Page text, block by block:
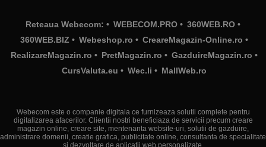
Reteaua Webecom: • WEBECOM.PRO • 360WEB.RO •
360WEB.BIZ • Webeshop.ro • CreareMagazin-Online.ro •
RealizareMagazin.ro • PretMagazin.ro • GazduireMagazin.ro •
CursValuta.eu • Wec.li • MallWeb.ro
Webecom este o companie digitala ce furnizeaza solutii complete pentru
digitalizarea afacerilor. Clientii nostri beneficiaza de servicii precum creare
magazin online, creare site, mentenanta website-uri, solutii de gazduire,
administrare domenii, creatie grafica, publicitate online, consultanta de specialitate
si dezvoltare de aplicatii web personalizate.